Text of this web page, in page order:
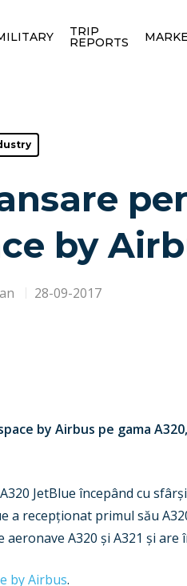
TRIP
REPORTS
by
28-09-2017
by Airbus pe gama
JetBlue începând cu
a recepționat primul său
A320 și A321 și are
by Airbus.